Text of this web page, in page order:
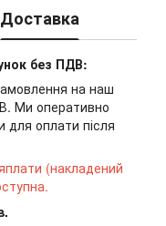
Доставка
без ПДВ:
на наш
Ми оперативно
для оплати після
(накладений